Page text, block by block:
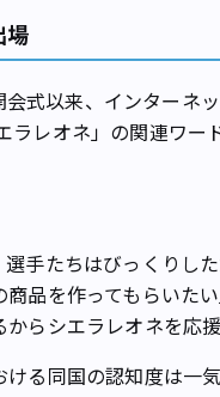
場
式以来、インターネ
レオネ」の関連ワー
手たちはびっくりした
品を作ってもらいたい
らシエラレオネを応援
る同国の認知度は一